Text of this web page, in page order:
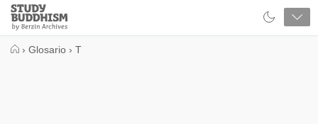
Close
Study
Buddhism
› Glosario › T